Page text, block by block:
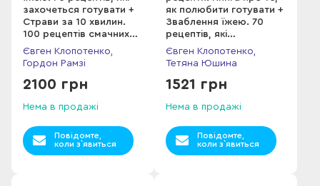
захочеться готувати +
Страви за 10 хвилин.
100 рецептів смачних
страв нашвидкуруч
Євген Клопотенко,
Гордон Рамзі
2100 грн
Нема в продажі
Повідомте,
коли з`явиться
як полюбити готувати +
Зваблення їжею. 70
рецептів, які
захочеться готувати
Євген Клопотенко,
Тетяна Юшина
1521 грн
Нема в продажі
Повідомте,
коли з`явиться